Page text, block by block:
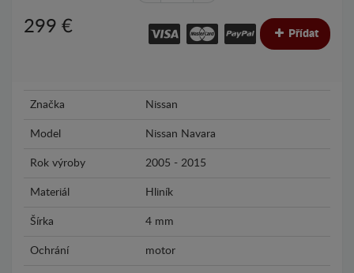
299 € Přídat
Značka Nissan
Model Nissan Navara
Rok výroby 2005 - 2015
Materiál Hliník
Šírka 4 mm
Ochrání motor